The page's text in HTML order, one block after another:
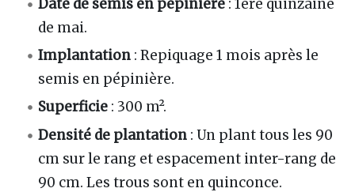
Date de semis en pépinière : 1ére quinzaine
de mai.
Implantation : Repiquage 1 mois après le
semis en pépinière.
Superficie : 300 m².
Densité de plantation : Un plant tous les 90
cm sur le rang et espacement inter-rang de
90 cm. Les trous sont en quinconce.